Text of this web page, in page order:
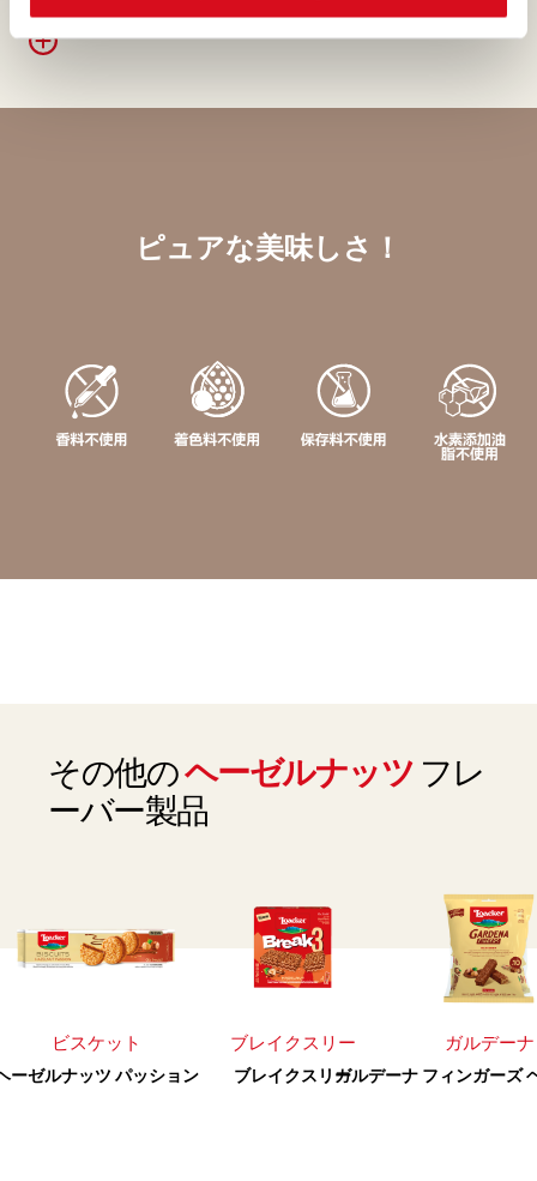
ピュアな美味しさ！
その他のヘーゼルナッツ フレ
ーバー製品
ビスケット
ーゼルナッツ パッション
ブレイクスリー
ブレイクスリー
ガルデーナ
ガルデーナ フィンガーズ